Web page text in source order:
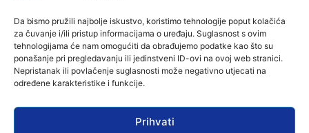
Da bismo pružili najbolje iskustvo, koristimo tehnologije poput kolačića
za čuvanje i/ili pristup informacijama o uređaju. Suglasnost s ovim
tehnologijama će nam omogućiti da obrađujemo podatke kao što su
ponašanje pri pregledavanju ili jedinstveni ID-ovi na ovoj web stranici.
Nepristanak ili povlačenje suglasnosti može negativno utjecati na
određene karakteristike i funkcije.
Prihvati
Autoklub Vinkovci u rujnu će obilježiti
stotu godišnjicu djelovanja
7 kolovoza, 2026
Aktualno
Divlja liga
7 kolovoza, 2026